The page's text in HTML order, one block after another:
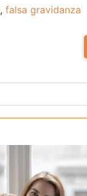
, falsa gravidanza